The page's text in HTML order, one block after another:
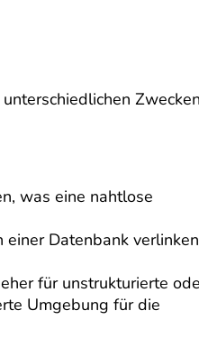
was eine nahtlose
Datenbank verlinken
für unstrukturierte
Umgebung für die